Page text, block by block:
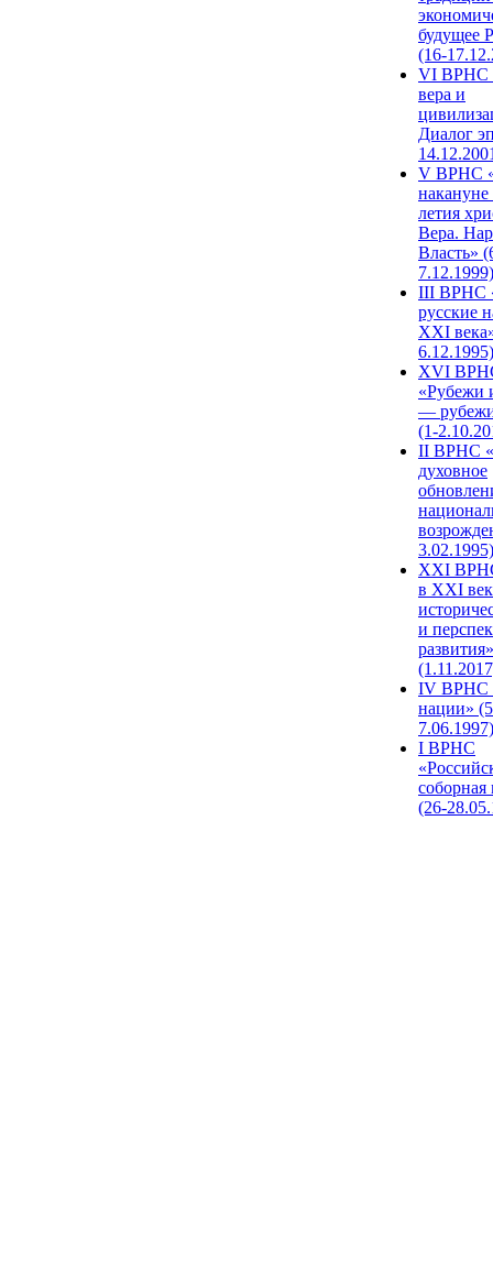
будущее
(16-
VI ВРНС
вера и
Диалог
V ВРНС
накануне
летия
Вера.
Власть»
7.12.1999)
III ВРНС
русские
XXI
6.12.1995)
XVI
«Рубежи
—
(1-
II ВРНС
духовное
3.02.1995)
XХI
в XXI
и
развития»
IV ВРНС
нации»
7.06.1997)
I ВРНС
(26-